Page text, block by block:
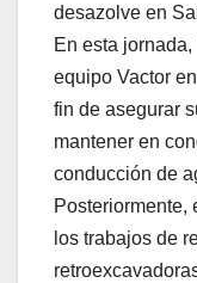
desazolve en
En esta
equipo Vactor
fin de asegurar
mantener en
conducción de
Posteriormente,
los trabajos de